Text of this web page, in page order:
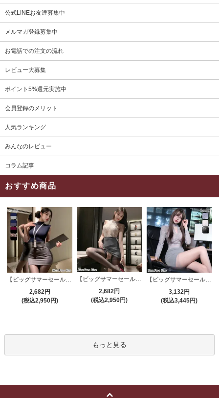
公式LINEお友達募集中
メルマガ登録募集中
お電話での注文の流れ
レビュー大募集
ポイント5%還元実施中
会員登録のメリット
人気ランキング
みんなのレビュー
コラム記事
おすすめ商品
【ビッグサマーセール対象品】セクシーコスプレ(SEXYCOSPLAY) 4421
2,682円
(税込2,950円)
【ビッグサマーセール対象品】セクシーコスプレ(SEXYCOSPLAY) 4191
2,682円
(税込2,950円)
【ビッグサマーセール対象品】セクシーコスプレ(SEXYCOSPLAY) 4173
3,132円
(税込3,445円)
もっと見る